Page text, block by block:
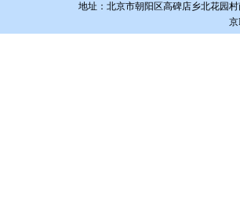
地址：北京市朝阳区高碑店乡北花园村
京